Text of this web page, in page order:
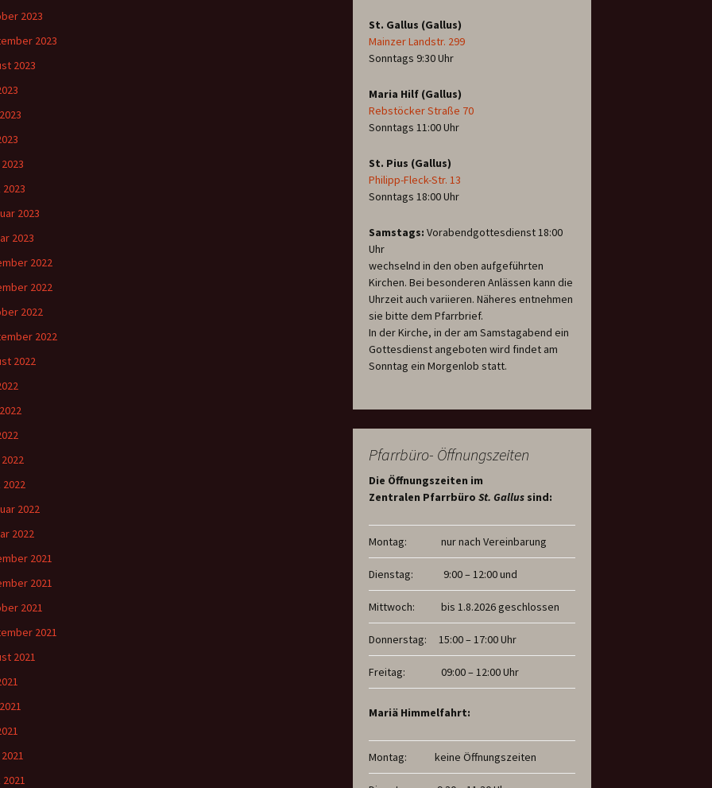
St. Gallus (Gallus)
Mainzer Landstr. 299
Sonntags 9:30 Uhr
Maria Hilf (Gallus)
Rebstöcker Straße 70
Sonntags 11:00 Uhr
St. Pius (Gallus)
Philipp-Fleck-Str. 13
Sonntags 18:00 Uhr
Samstags: Vorabendgottesdienst 18:00
Uhr
wechselnd in den oben aufgeführten
Kirchen. Bei besonderen Anlässen kann die
Uhrzeit auch variieren. Näheres entnehmen
sie bitte dem Pfarrbrief.
In der Kirche, in der am Samstagabend ein
Gottesdienst angeboten wird findet am
Sonntag ein Morgenlob statt.
Pfarrbüro- Öffnungszeiten
Die Öffnungszeiten im
Zentralen Pfarrbüro St. Gallus sind:
Montag: nur nach Vereinbarung
Dienstag: 9:00 – 12:00 und
Mittwoch: bis 1.8.2026 geschlossen
Donnerstag: 15:00 – 17:00 Uhr
Freitag: 09:00 – 12:00 Uhr
Mariä Himmelfahrt:
Montag: keine Öffnungszeiten
2023
2023
2023
2023
2023
2022
2022
2022
2022
2022
2022
2022
2022
2021
2021
2021
2021
2021